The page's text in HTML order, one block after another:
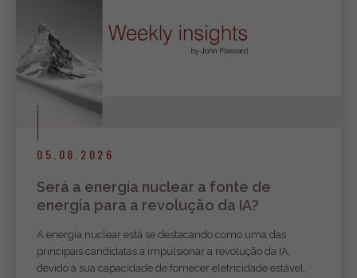
05.08.2026
Será a energia nuclear a fonte de
energia para a revolução da IA?
A energia nuclear está se destacando como uma das
principais candidatas a impulsionar a revolução da IA,
devido à sua capacidade de fornecer eletricidade estável,